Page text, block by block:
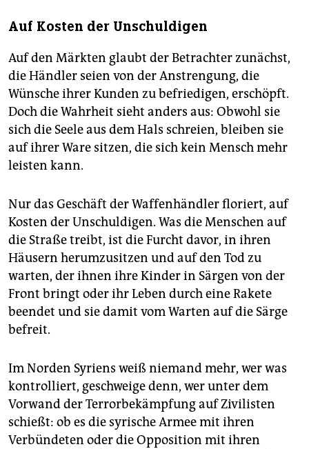
Auf Kosten der Unschuldigen
Auf den Märkten glaubt der Betrachter zunächst,
die Händler seien von der Anstrengung, die
Wünsche ihrer Kunden zu befriedigen, erschöpft.
Doch die Wahrheit sieht anders aus: Obwohl sie
sich die Seele aus dem Hals schreien, bleiben sie
auf ihrer Ware sitzen, die sich kein Mensch mehr
leisten kann.
Nur das Geschäft der Waffenhändler floriert, auf
Kosten der Unschuldigen. Was die Menschen auf
die Straße treibt, ist die Furcht davor, in ihren
Häusern herumzusitzen und auf den Tod zu
warten, der ihnen ihre Kinder in Särgen von der
Front bringt oder ihr Leben durch eine Rakete
beendet und sie damit vom Warten auf die Särge
befreit.
Im Norden Syriens weiß niemand mehr, wer was
kontrolliert, geschweige denn, wer unter dem
Vorwand der Terrorbekämpfung auf Zivilisten
schießt: ob es die syrische Armee mit ihren
Verbündeten oder die Opposition mit ihren